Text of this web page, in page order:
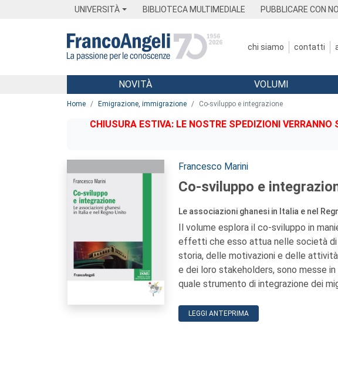
UNIVERSITÀ BIBLIOTECA MULTIMEDIALE PUBBLICARE CON NOI
chi siamo contatti
Menu
NOVITÀ VOLUMI
Home Emigrazione, immigrazione Co-sviluppo e integrazione
CHIUSURA ESTIVA: LE NOSTRE SPEDIZIONI
Autori:
Francesco Marini
Co-sviluppo e
Le associazioni ghanesi in Italia e nel
Il volume esplora il co-sviluppo in
effetti che esso attua nelle società di
storia, delle motivazioni e delle
e dei loro stakeholders, sono messe
quale strumento di integrazione dei
LEGGI ANTEPRIMA